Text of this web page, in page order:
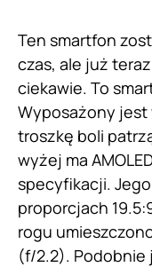
Ten smartfon
czas, ale już
ciekawie. To
Wyposażony jest
troszkę boli
wyżej ma
specyfikacji.
proporcjach
rogu
(f/2.2). Podobnie